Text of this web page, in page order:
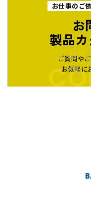
お仕事のご
お
製品
ご質問や
お気軽に